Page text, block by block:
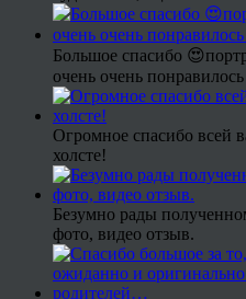
Большое спасибо
очень очень
Огромное спасибо всей
холсте!
Безумно рады
фото, видео отзыв.